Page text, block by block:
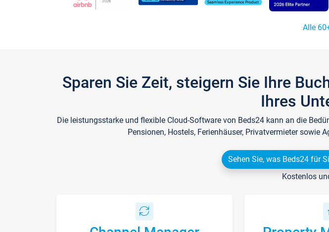
Alle
Sparen Sie Zeit, steigern Sie Ihre
Ihres
Die leistungsstarke und flexible Cloud-Software von Beds24 kann an die
Pensionen, Hostels, Ferienhäuser, Privatvermieter sowie
Sehen Sie, was Beds24 für
Kostenlos